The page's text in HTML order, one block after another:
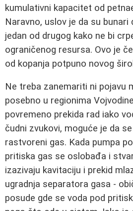
kumulativni kapacitet od
Naravno, uslov je da su bunari
jedan od drugog kako ne bi
ograničenog resursa. Ovo je
od kopanja potpuno novog
Ne treba zanemariti ni pojavu
posebno u regionima
povremeno prekida rad iako
čudni zvukovi, moguće je da
rastvoreni gas. Kada pumpa
pritiska gas se oslobađa i
izazivaju kavitaciju i prekid
ugradnja separatora gasa -
posude gde se voda pod